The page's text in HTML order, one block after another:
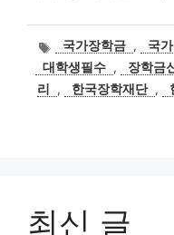
태
그
국가장학금 , 국
대학생필수 , 장학금
리
, 한국장학재단 ,
최신 글